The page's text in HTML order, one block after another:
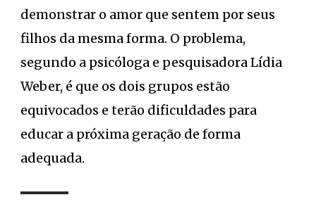
demonstrar o amor que sentem por seus
filhos da mesma forma. O problema,
segundo a psicóloga e pesquisadora Lídia
Weber, é que os dois grupos estão
equivocados e terão dificuldades para
educar a próxima geração de forma
adequada.